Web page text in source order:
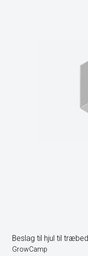
Beslag til hjul til træbed
GrowCamp